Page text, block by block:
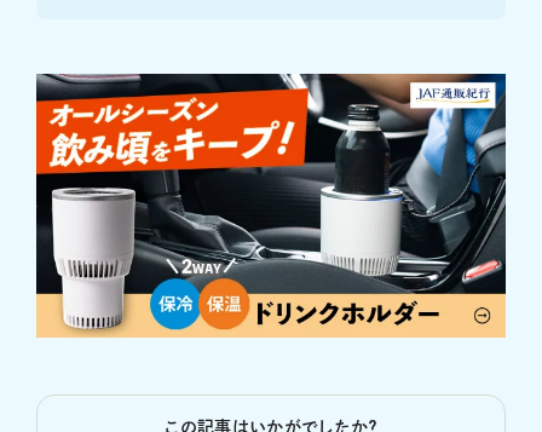
この記事はいかがでしたか？